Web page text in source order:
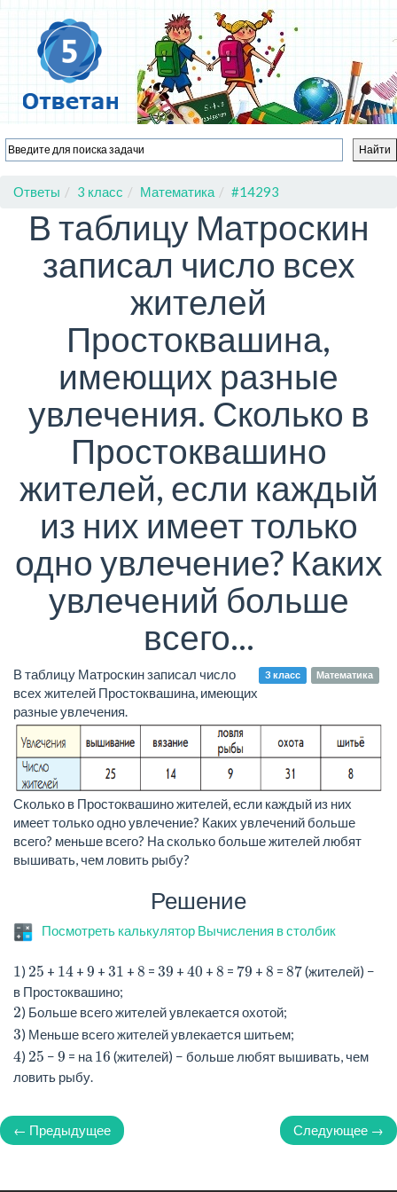
Ответы 3 класс Математика #14293
В таблицу Матроскин
записал число всех
жителей
Простоквашина,
имеющих разные
увлечения. Сколько в
Простоквашино
жителей, если каждый
из них имеет только
одно увлечение? Каких
увлечений больше
всего...
3 класс Математика
В таблицу Матроскин записал число
всех жителей Простоквашина, имеющих
разные увлечения.
Сколько в Простоквашино жителей, если каждый из них
имеет только одно увлечение? Каких увлечений больше
всего? меньше всего? На сколько больше жителей любят
вышивать, чем ловить рыбу?
Решение
Посмотреть калькулятор Вычисления в столбик
1) 25 + 14 + 9 + 31 + 8 = 39 + 40 + 8 = 79 + 8 = 87(жителей) −
в Простоквашино;
2) Больше всего жителей увлекается охотой;
3) Меньше всего жителей увлекается шитьем;
4) 25 − 9 = на 16 (жителей) − больше любят вышивать, чем
ловить рыбу.
← Предыдущее Следующее →